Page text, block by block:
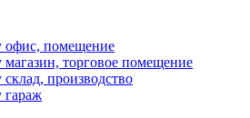
помещение
торговое помещение
производство